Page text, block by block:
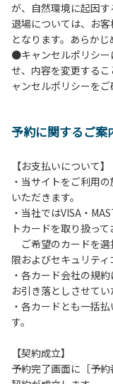
10.施設内および駐
者間でのトラブル
いかねます。
11.施設の利用につ
わない場合は退場
合があります。
が、自然環境に起因
退場については、お
となります。あらかじ
●キャンセルポリシー
せ、内容を変更する
ャンセルポリシーをご
予約に関するご案
【お支払いについて】
・当サイトをご利用
いただきます。
・当社ではVISA・
トカードを取り扱って
ご希望のカードを選
限およびセキュリティ
・各カード会社の規
お引き落としさせてい
・各カードとも一括
す。
【契約成立】
予約完了画面に［予